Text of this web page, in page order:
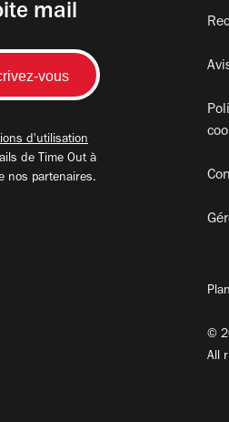
mail
d'utilisation
de Time Out à
nos partenaires.
©
All